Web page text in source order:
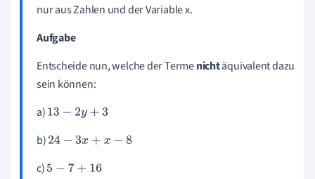
nur aus Zahlen und der Variable x.
Aufgabe
Entscheide nun, welche der Termenichtäquivalent dazu
sein können:
a)13−2y +3
b)24−3x +x− 8
c)5 −7+16